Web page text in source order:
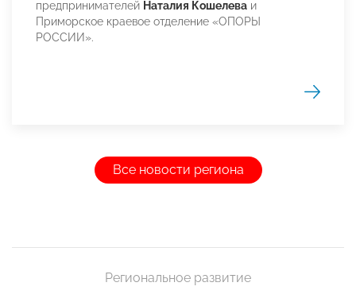
предпринимателей Наталия Кошелева и
Приморское краевое отделение «ОПОРЫ
РОССИИ».
Все новости региона
Региональное развитие